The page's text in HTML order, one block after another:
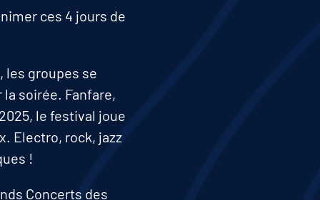
ces 4 jours de
les groupes se
la soirée. Fanfare,
le festival joue
Electro, rock, jazz
!
Concerts des